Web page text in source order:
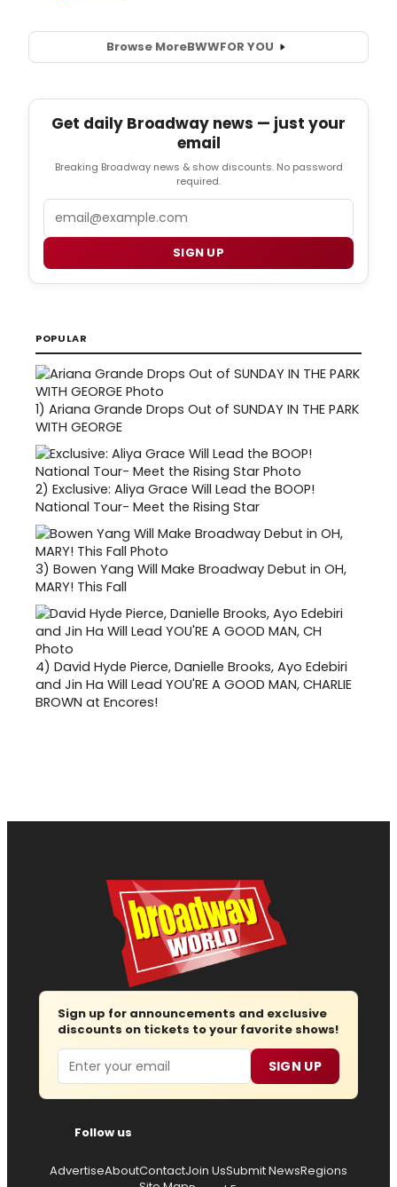
Browse MoreBWWFOR YOU
Get daily Broadway news — just your
email
Breaking Broadway news & show discounts. No password
required.
Email
SIGN UP
POPULAR
1) Ariana Grande Drops Out of SUNDAY IN THE PARK
WITH GEORGE
2) Exclusive: Aliya Grace Will Lead the BOOP!
National Tour- Meet the Rising Star
3) Bowen Yang Will Make Broadway Debut in OH,
MARY! This Fall
4) David Hyde Pierce, Danielle Brooks, Ayo Edebiri
and Jin Ha Will Lead YOU'RE A GOOD MAN, CHARLIE
BROWN at Encores!
Sign up for announcements and exclusive
discounts on tickets to your favorite shows!
Email SIGN UP
Follow us
AdvertiseAboutContactJoin UsSubmit NewsRegions